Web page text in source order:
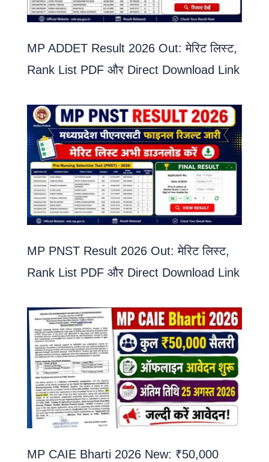
MP ADDET Result 2026 Out: मेरिट लिस्ट,
Rank List PDF और Direct Download Link
MP PNST Result 2026 Out: मेरिट लिस्ट,
Rank List PDF और Direct Download Link
MP CAIE Bharti 2026 New: ₹50,000